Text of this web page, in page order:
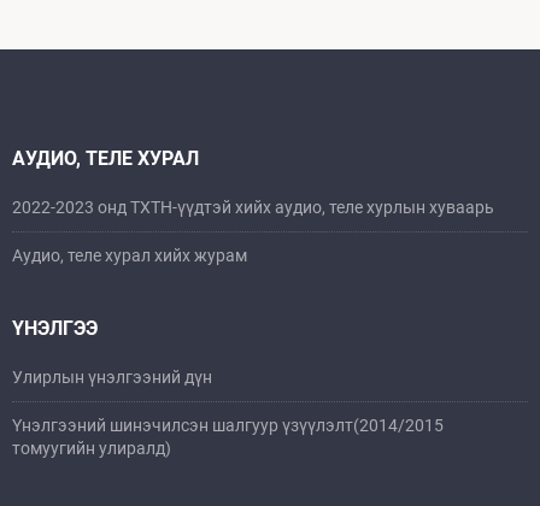
АУДИО, ТЕЛЕ ХУРАЛ
2022-2023 онд ТХТН-үүдтэй хийх аудио, теле хурлын хуваарь
Аудио, теле хурал хийх журам
ҮНЭЛГЭЭ
Улирлын үнэлгээний дүн
Үнэлгээний шинэчилсэн шалгуур үзүүлэлт(2014/2015
томуугийн улиралд)